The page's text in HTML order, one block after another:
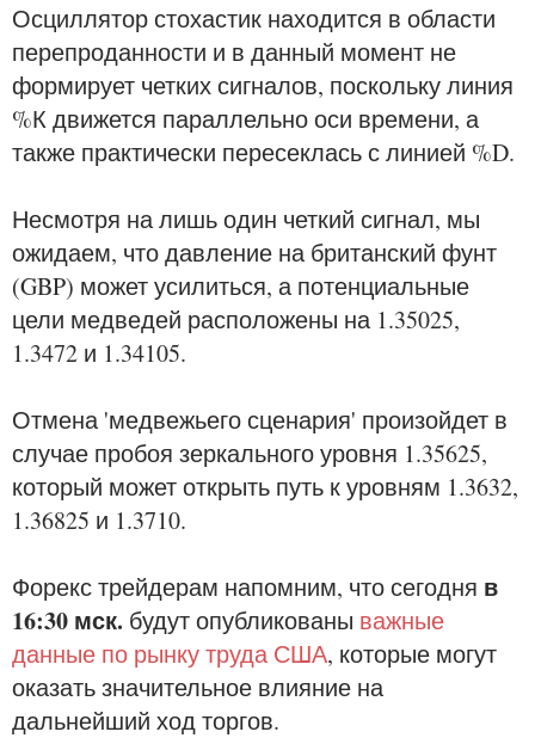
Осциллятор стохастик находится в области
перепроданности и в данный момент не
формирует четких сигналов, поскольку линия
%К движется параллельно оси времени, а
также практически пересеклась с линией %D.
Несмотря на лишь один четкий сигнал, мы
ожидаем, что давление на британский фунт
(GBP) может усилиться, а потенциальные
цели медведей расположены на 1.35025,
1.3472 и 1.34105.
Отмена 'медвежьего сценария' произойдет в
случае пробоя зеркального уровня 1.35625,
который может открыть путь к уровням 1.3632,
1.36825 и 1.3710.
Форекс трейдерам напомним, что сегодня в
16:30 мск. будут опубликованы важные
данные по рынку труда США, которые могут
оказать значительное влияние на
дальнейший ход торгов.